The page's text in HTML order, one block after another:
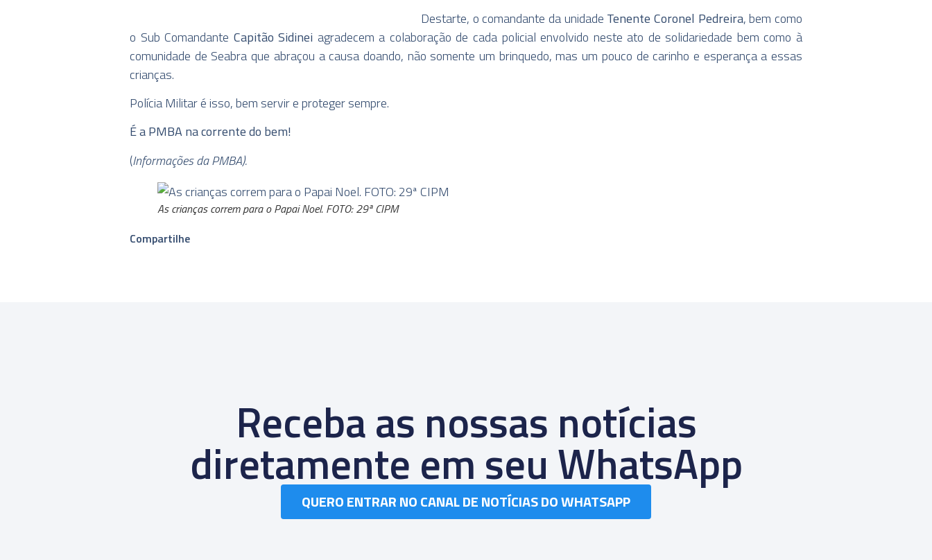
Destarte, o comandante da unidade Tenente Coronel Pedreira, bem como
o Sub Comandante Capitão Sidinei agradecem a colaboração de cada policial envolvido neste ato de solidariedade bem como à
comunidade de Seabra que abraçou a causa doando, não somente um brinquedo, mas um pouco de carinho e esperança a essas
crianças.
Polícia Militar é isso, bem servir e proteger sempre.
É a PMBA na corrente do bem!
(Informações da PMBA).
As crianças correm para o Papai Noel. FOTO: 29ª CIPM
Compartilhe
Receba as nossas notícias
diretamente em seu WhatsApp
QUERO ENTRAR NO CANAL DE NOTÍCIAS DO WHATSAPP